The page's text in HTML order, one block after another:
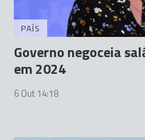
PAÍS
Governo negoceia
em 2024
6 Out 14:18